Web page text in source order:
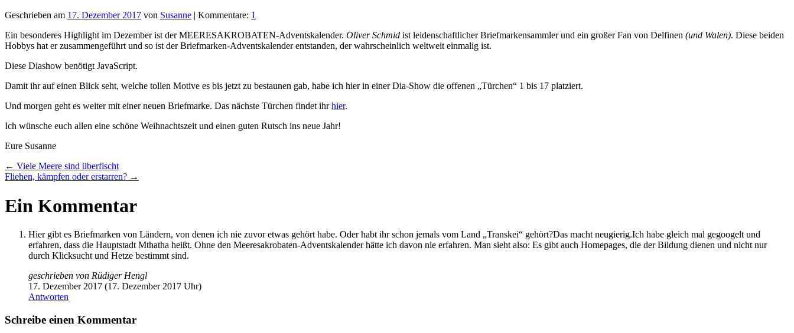
Geschrieben am 17. Dezember 2017 von Susanne | Kommentare: 1
Ein besonderes Highlight im Dezember ist der MEERESAKROBATEN-Adventskalender. Oliver Schmid ist leidenschaftlicher Briefmarkensammler und ein großer Fan von Delfinen (und Walen). Diese beiden
Hobbys hat er zusammengeführt und so ist der Briefmarken-Adventskalender entstanden, der wahrscheinlich weltweit einmalig ist.
Diese Diashow benötigt JavaScript.
Damit ihr auf einen Blick seht, welche tollen Motive es bis jetzt zu bestaunen gab, habe ich hier in einer Dia-Show die offenen „Türchen“ 1 bis 17 platziert.
Und morgen geht es weiter mit einer neuen Briefmarke. Das nächste Türchen findet ihrhier.
Ich wünsche euch allen eine schöne Weihnachtszeit und einen guten Rutsch ins neue Jahr!
Eure Susanne
← Viele Meere sind überfischt
Fliehen, kämpfen oder erstarren? →
Ein Kommentar
Hier gibt es Briefmarken von Ländern, von denen ich nie zuvor etwas gehört habe. Oder habt ihr schon jemals vom Land „Transkei“ gehört?Das macht neugierig.Ich habe gleich mal gegoogelt und
erfahren, dass die Hauptstadt Mthatha heißt. Ohne den Meeresakrobaten-Adventskalender hätte ich davon nie erfahren. Man sieht also: Es gibt auch Homepages, die der Bildung dienen und nicht nur
durch Klicksucht und Hetze bestimmt sind.
geschrieben von Rüdiger Hengl
17. Dezember 2017 (17. Dezember 2017 Uhr)
Antworten
Schreibe einen Kommentar